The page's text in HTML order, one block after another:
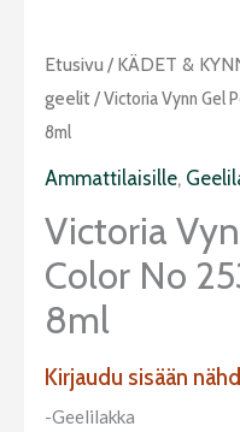
Etusivu / KÄDET &
geelit/ Victoria Vynn Gel
8ml
Ammattilaisille,
Victoria
Color No
8ml
Kirjaudu sisään
-Geelilakka